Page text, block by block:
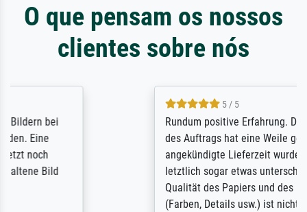
O que pensam os nossos
clientes sobre nós
Rundum positive Erfahrung. Die Ausführung
des Auftrags hat eine Weile gedauert, die
angekündigte Lieferzeit wurde aber
letztlich sogar etwas unterschritten. Die
Qualität des Papiers und des Drucks
(Farben, Details usw.) ist nicht nur gut,